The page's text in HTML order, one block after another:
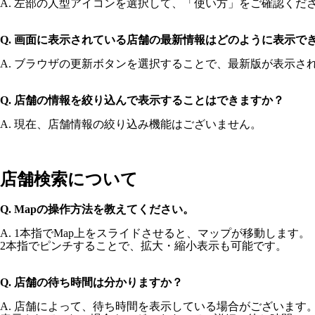
A. 左部の人型アイコンを選択して、「使い方」をご確認くださ
Q. 画面に表示されている店舗の最新情報はどのように表示で
A. ブラウザの更新ボタンを選択することで、最新版が表示され
Q. 店舗の情報を絞り込んで表示することはできますか？
A. 現在、店舗情報の絞り込み機能はございません。
店舗検索について
Q. Mapの操作方法を教えてください。
A. 1本指でMap上をスライドさせると、マップが移動します。
2本指でピンチすることで、拡大・縮小表示も可能です。
Q. 店舗の待ち時間は分かりますか？
A. 店舗によって、待ち時間を表示している場合がございます。